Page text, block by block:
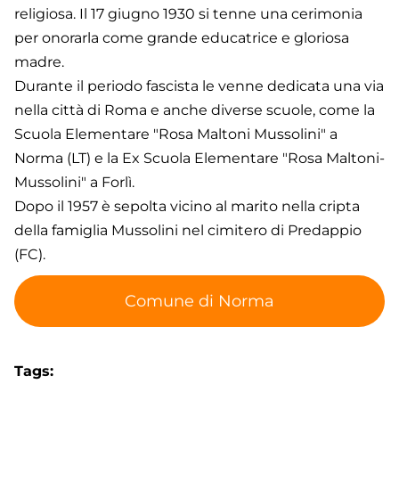
religiosa. Il 17 giugno 1930 si tenne una cerimonia
per onorarla come grande educatrice e gloriosa
madre.
Durante il periodo fascista le venne dedicata una via
nella città di Roma e anche diverse scuole, come la
Scuola Elementare "Rosa Maltoni Mussolini" a
Norma (LT) e la Ex Scuola Elementare "Rosa Maltoni-
Mussolini" a Forlì.
Dopo il 1957 è sepolta vicino al marito nella cripta
della famiglia Mussolini nel cimitero di Predappio
(FC).
Comune di Norma
Tags